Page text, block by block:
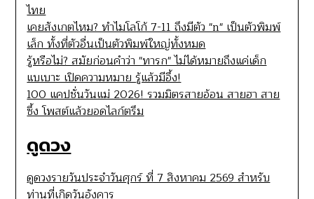
ไทย
เคยสังเกตไหม? ทำไมโลโก้ 7-11 ถึงมีตัว "n" เป็นตัวพิมพ์
เล็ก ทั้งที่ตัวอื่นเป็นตัวพิมพ์ใหญ่ทั้งหมด
รู้หรือไม่? สมัยก่อนคำว่า "ทารก" ไม่ได้หมายถึงแค่เด็ก
แบเบาะ เปิดความหมาย รู้แล้วมีอึ้ง!
100 แคปชั่นวันแม่ 2026! รวมมิตรสายอ้อน สายฮา สาย
ซึ้ง โพสต์แล้วยอดไลก์ตรึม
ดูดวง
ดูดวงรายวันประจำวันศุกร์ ที่ 7 สิงหาคม 2569 สำหรับ
ท่านที่เกิดวันอังคาร